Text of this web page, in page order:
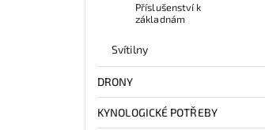
Příslušenství k
základnám
Svítilny
DRONY
KYNOLOGICKÉ POTŘEBY